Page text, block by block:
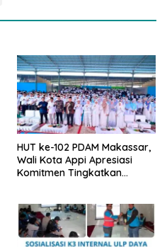
HUT ke-102 PDAM Makassar,
Wali Kota Appi Apresiasi
Komitmen Tingkatkan